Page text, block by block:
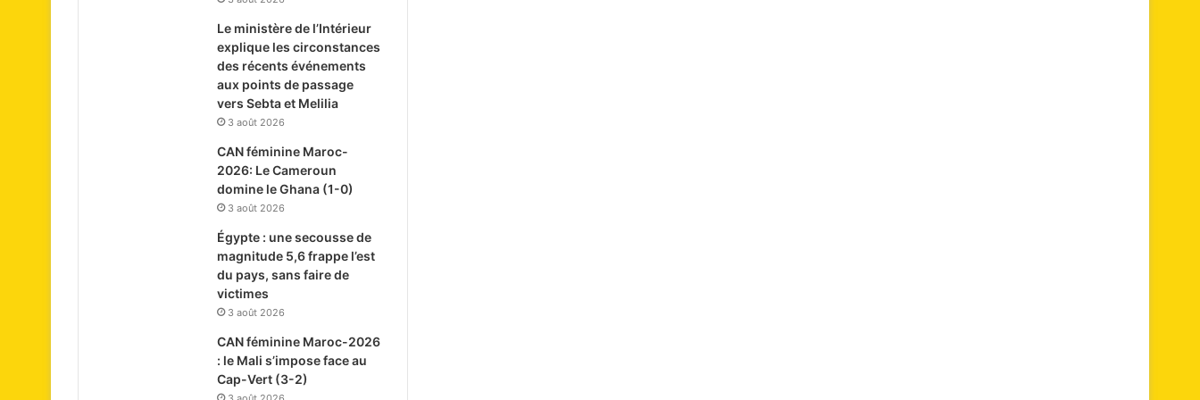
Le ministère de l’Intérieur
explique les circonstances
des récents événements
aux points de passage
vers Sebta et Melilia
3 août 2026
CAN féminine Maroc-
2026: Le Cameroun
domine le Ghana (1-0)
3 août 2026
Égypte : une secousse de
magnitude 5,6 frappe l’est
du pays, sans faire de
victimes
3 août 2026
CAN féminine Maroc-2026
: le Mali s’impose face au
Cap-Vert (3-2)